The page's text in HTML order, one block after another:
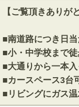
【ご覧頂きありが
■南道路につき日
■小・中学校まで
■大通りから一本
■カースペース3台
■リビングにガス